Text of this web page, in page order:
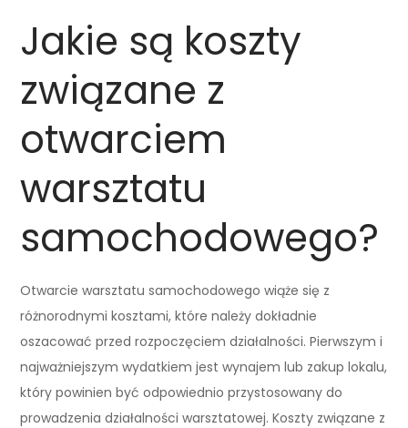
Jakie są koszty
związane z
otwarciem
warsztatu
samochodowego?
Otwarcie warsztatu samochodowego wiąże się z
różnorodnymi kosztami, które należy dokładnie
oszacować przed rozpoczęciem działalności. Pierwszym i
najważniejszym wydatkiem jest wynajem lub zakup lokalu,
który powinien być odpowiednio przystosowany do
prowadzenia działalności warsztatowej. Koszty związane z